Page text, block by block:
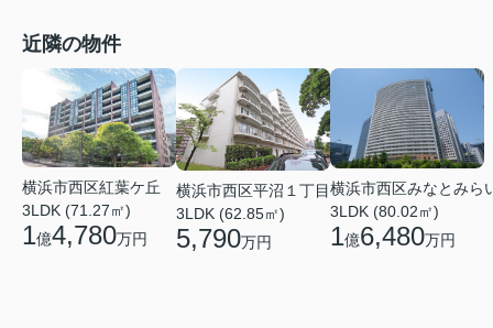
近隣の物件
横浜市西区紅葉ケ丘
3LDK (71.27㎡)
1億4,780万円
横浜市西区平沼１丁目
3LDK (62.85㎡)
5,790万円
横浜市西区みなとみら
3LDK (80.02㎡)
1億6,480万円